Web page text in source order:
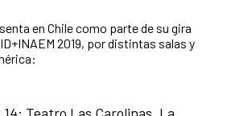
en Chile como parte de su gira
2019, por distintas salas y